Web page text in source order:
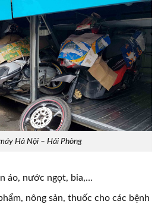
Hà Nội – Hải Phòng
áo, nước ngọt, bia,…
nông sản, thuốc cho các bệnh